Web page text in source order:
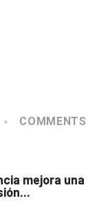
COMMENTS
mejora una